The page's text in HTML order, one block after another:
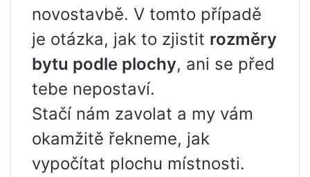
novostavbě. V tomto případě
je otázka, jak to zjistit rozměry
bytu podle plochy, ani se před
tebe nepostaví.
Stačí nám zavolat a my vám
okamžitě řekneme, jak
vypočítat plochu místnosti.